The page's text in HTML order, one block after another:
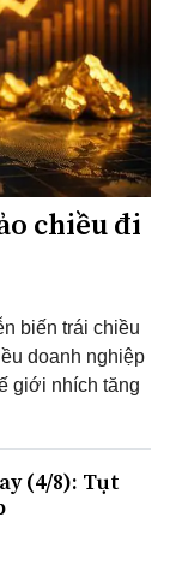
chiều đi
biến trái chiều
doanh nghiệp
giới nhích tăng
(4/8): Tụt